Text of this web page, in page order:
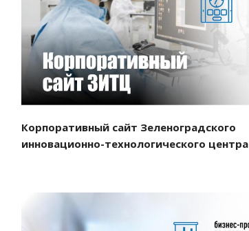
Смотреть проект
Корпоративный сайт Зеленоградского
инновационно-технологического центра